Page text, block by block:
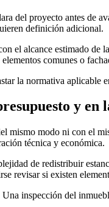
del proyecto antes de
definición adicional.
el alcance estimado
comunes o
la normativa aplicable
y en
mismo modo ni con el
técnica y económica.
de redistribuir
revisar si existen
inspección del